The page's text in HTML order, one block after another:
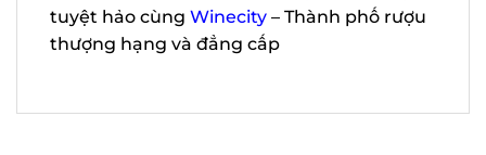
Thưởng thứcvang trắng Vignerons
Ardechois Les Classiques Viognier